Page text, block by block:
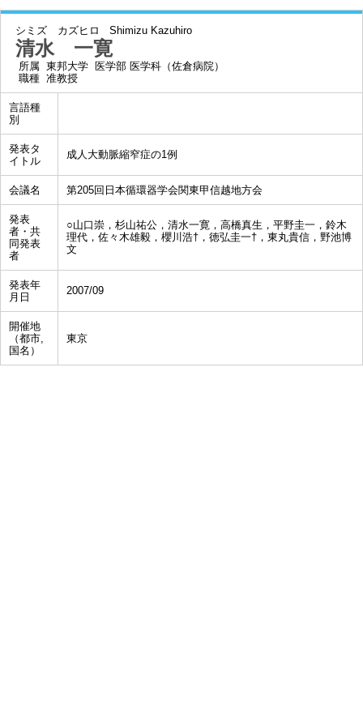
シミズ カズヒロ Shimizu Kazuhiro
清水 一寛
所属 東邦大学 医学部 医学科（佐倉病院）
職種 准教授
言語種
別
発表タ
イトル
成人大動脈縮窄症の1例
会議名 第205回日本循環器学会関東甲信越地方会
発表
者・共
同発表
者
○山口崇，杉山祐公，清水一寛，高橋真生，平野圭一，鈴木
理代，佐々木雄毅，櫻川浩†，徳弘圭一†，東丸貴信，野池博
文
発表年
月日
2007/09
開催地
（都市,
国名）
東京